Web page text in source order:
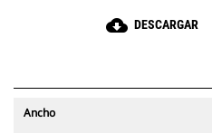
cloud_download DESCARGAR
Ancho